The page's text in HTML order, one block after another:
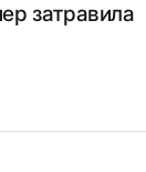
затравила